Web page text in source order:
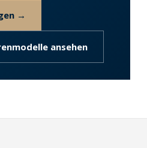
→
ansehen